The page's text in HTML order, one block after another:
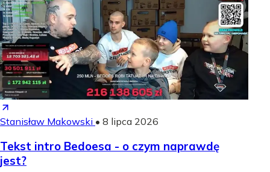
Stanisław Makowski • 8 lipca 2026
Tekst intro Bedoesa - o czym naprawdę
jest?